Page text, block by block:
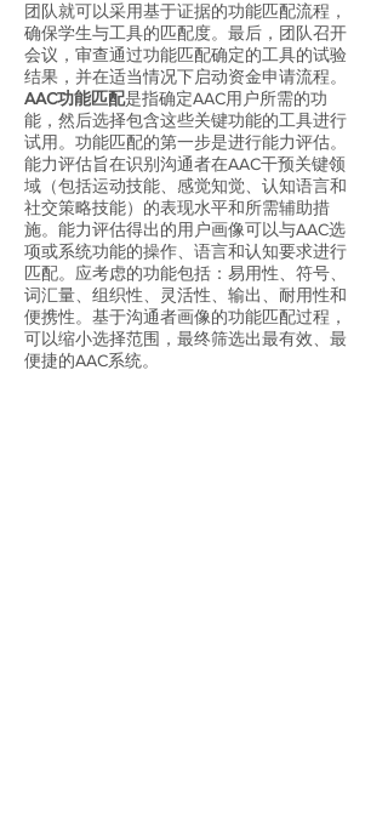
团队就可以采用基于证据的功能匹配流程，
确保学生与工具的匹配度。最后，团队召开
会议，审查通过功能匹配确定的工具的试验
结果，并在适当情况下启动资金申请流程。
AAC功能匹配是指确定AAC用户所需的功
能，然后选择包含这些关键功能的工具进行
试用。功能匹配的第一步是进行能力评估。
能力评估旨在识别沟通者在AAC干预关键领
域（包括运动技能、感觉知觉、认知语言和
社交策略技能）的表现水平和所需辅助措
施。能力评估得出的用户画像可以与AAC选
项或系统功能的操作、语言和认知要求进行
匹配。应考虑的功能包括：易用性、符号、
词汇量、组织性、灵活性、输出、耐用性和
便携性。基于沟通者画像的功能匹配过程，
可以缩小选择范围，最终筛选出最有效、最
便捷的AAC系统。